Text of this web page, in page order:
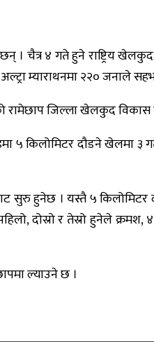
छन् । चैत्र ४ गते हुने
म्याराथनमा २२० जनाले
रामेछाप जिल्ला खेलकुद
५ किलोमिटर दौडने
सुरु हुनेछ । यस्तै ५ किलोमिटर
दोस्रो र तेस्रो हुनेले
ल्याउने छ ।